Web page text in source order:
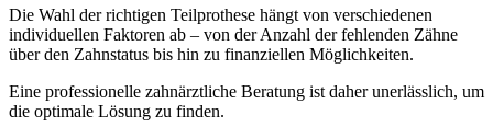
Die Wahl der richtigen Teilprothese hängt von verschiedenen
individuellen Faktoren ab – von der Anzahl der fehlenden Zähne
über den Zahnstatus bis hin zu finanziellen Möglichkeiten.
Eine professionelle zahnärztliche Beratung ist daher unerlässlich, um
die optimale Lösung zu finden.